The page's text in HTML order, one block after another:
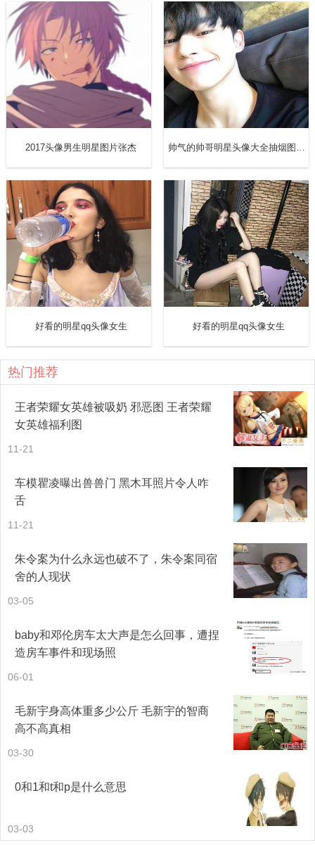
做什么自己也可以决定，实现真正的自由。鹿晗在去年的时
候饰演了一部《择天记》就没有了新的作品，我们还是希望
解约之后的鹿晗能够给我们带来更多的作品吧。
【2】 【3】
2017头像男生明星图片张杰 帅气的帅哥明星头像大全抽烟图男生头像带字
好看的明星qq头像女生 好看的明星qq头像女生
热门推荐
王者荣耀女英雄被吸奶 邪恶图 王者荣耀
女英雄福利图
11-21
车模瞿凌曝出兽兽门 黑木耳照片令人咋
舌
11-21
朱令案为什么永远也破不了，朱令案同宿
舍的人现状
03-05
baby和邓伦房车太大声是怎么回事，遭捏
造房车事件和现场照
06-01
毛新宇身高体重多少公斤 毛新宇的智商
高不高真相
03-30
0和1和t和p是什么意思
03-03